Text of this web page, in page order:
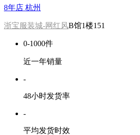
8年店 杭州
浙宝服装城-网红风B馆1楼151
0-1000件
近一年销量
-
48小时发货率
-
平均发货时效